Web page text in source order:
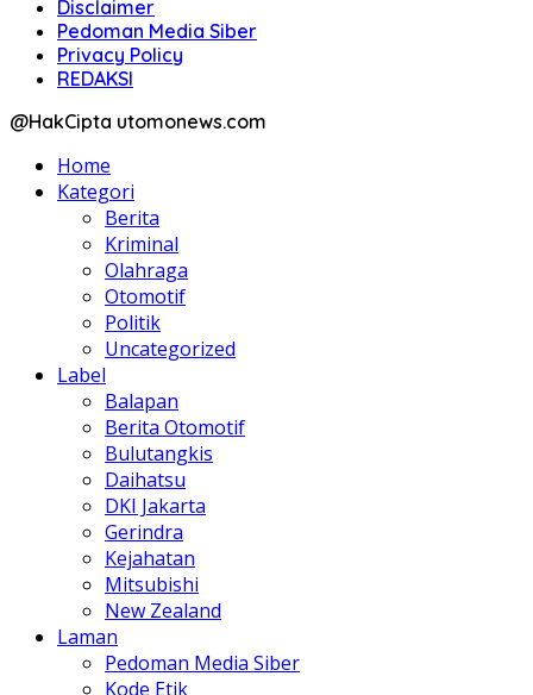
Disclaimer
Pedoman Media Siber
Privacy Policy
REDAKSI
@HakCipta utomonews.com
Home
Kategori
Berita
Kriminal
Olahraga
Otomotif
Politik
Uncategorized
Label
Balapan
Berita Otomotif
Bulutangkis
Daihatsu
DKI Jakarta
Gerindra
Kejahatan
Mitsubishi
New Zealand
Laman
Pedoman Media Siber
Kode Etik